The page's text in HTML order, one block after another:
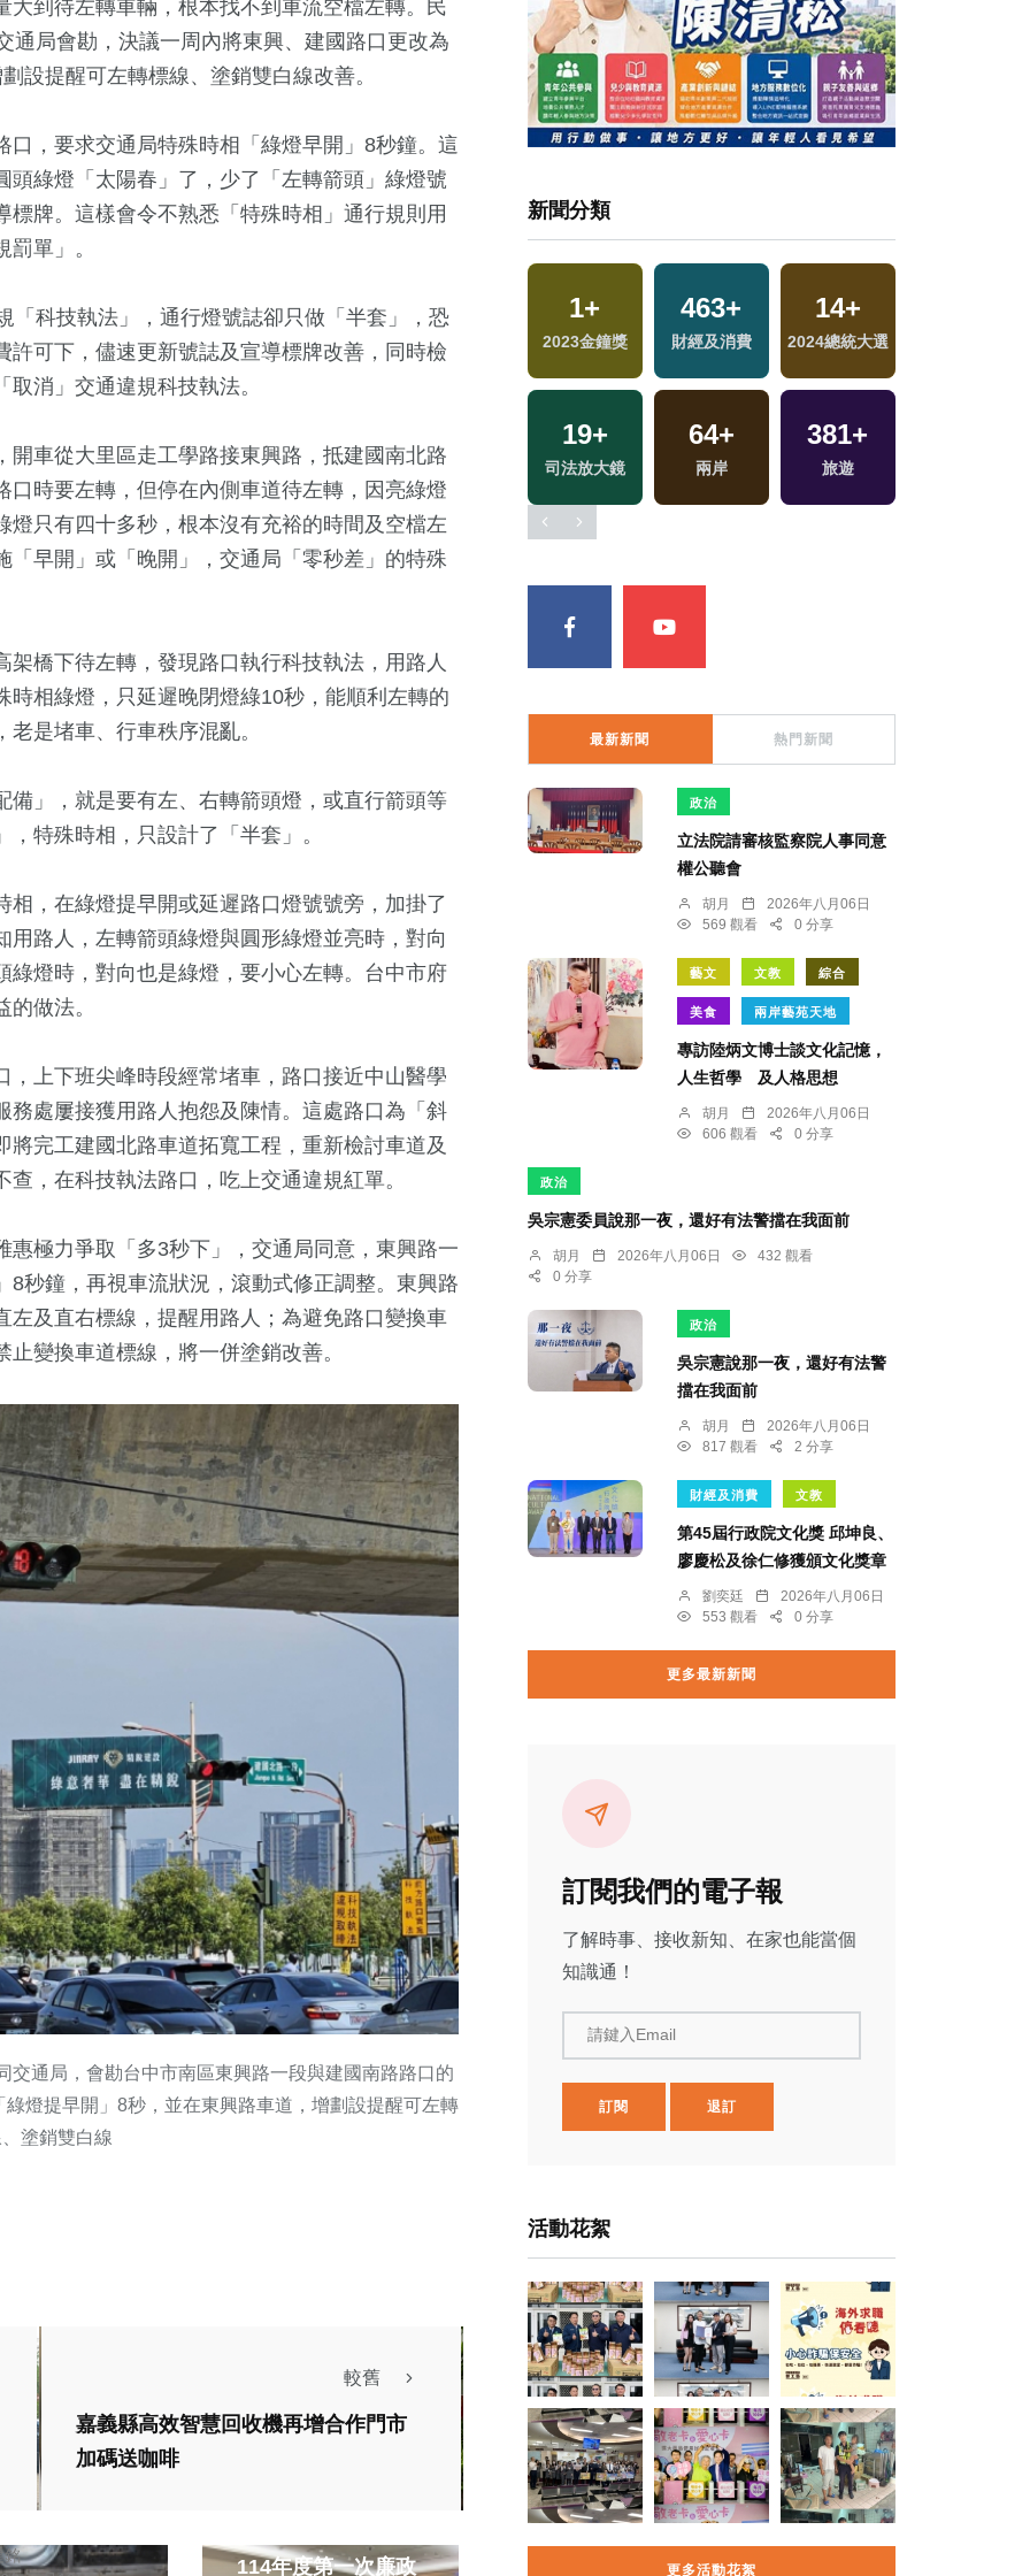
到待左轉車輛，根本找不到車流空檔左轉。民
通局會勘，決議一周內將東興、建國路口更改為
設提醒可左轉標線、塗銷雙白線改善。
，要求交通局特殊時相「綠燈早開」8秒鐘。這
綠燈「太陽春」了，少了「左轉箭頭」綠燈號
牌。這樣會令不熟悉「特殊時相」通行規則用
單」。
「科技執法」，通行燈號誌卻只做「半套」，恐
可下，儘速更新號誌及宣導標牌改善，同時檢
消」交通違規科技執法。
車從大里區走工學路接東興路，抵建國南北路
時要左轉，但停在內側車道待左轉，因亮綠燈
只有四十多秒，根本沒有充裕的時間及空檔左
早開」或「晚開」，交通局「零秒差」的特殊
橋下待左轉，發現路口執行科技執法，用路人
相綠燈，只延遲晚閉燈綠10秒，能順利左轉的
是堵車、行車秩序混亂。
」，就是要有左、右轉箭頭燈，或直行箭頭等
特殊時相，只設計了「半套」。
，在綠燈提早開或延遲路口燈號號旁，加掛了
路人，左轉箭頭綠燈與圓形綠燈並亮時，對向
燈時，對向也是綠燈，要小心左轉。台中市府
做法。
上下班尖峰時段經常堵車，路口接近中山醫學
處屢接獲用路人抱怨及陳情。這處路口為「斜
完工建國北路車道拓寬工程，重新檢討車道及
，在科技執法路口，吃上交通違規紅單。
極力爭取「多3秒下」，交通局同意，東興路一
秒鐘，再視車流狀況，滾動式修正調整。東興路
及直右標線，提醒用路人；為避免路口變換車
變換車道標線，將一併塗銷改善。
通局，會勘台中市南區東興路一段與建國南路路口的
燈提早開」8秒，並在東興路車道，增劃設提醒可左轉
塗銷雙白線
較舊
嘉義縣高效智慧回收機再增合作門市
加碼送咖啡
美食
市后里區、有
旁、每日午
銘
114年度第一次廉政
新聞分類
福建林公信俗文
化專區
藝文
626+
文教
1+
兩岸藝苑天地
1021
影視
兩岸道教文化交
流專區
兩岸佛教文化交
流專區
1+
2023金鐘獎
463+
財經及消費
14+
2024總統大選
19+
司法放大鏡
64+
兩岸
381+
旅遊
最新新聞 熱門新聞
政治
立法院請審核監察院人事同意
權公聽會
胡月
2026年八月06日
569 觀看
0 分享
藝文 文教 綜合
美食 兩岸藝苑天地
專訪陸炳文博士談文化記憶，
人生哲學 及人格思想
胡月
2026年八月06日
606 觀看
0 分享
政治
吳宗憲委員說那一夜，還好有法警擋在我面前
胡月 2026年八月06日
432 觀看
0 分享
政治
吳宗憲說那一夜，還好有法警
擋在我面前
胡月
2026年八月06日
817 觀看
2 分享
財經及消費 文教
第45屆行政院文化獎 邱坤良、
廖慶松及徐仁修獲頒文化獎章
劉奕廷
2026年八月06日
553 觀看
0 分享
更多最新新聞
訂閱我們的電子報
了解時事、接收新知、在家也能當個
知識通！
請鍵入Email
訂閱 退訂
活動花絮
更多活動花絮